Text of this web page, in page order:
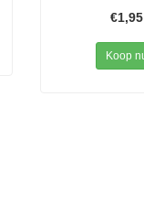
€1,95
Koop